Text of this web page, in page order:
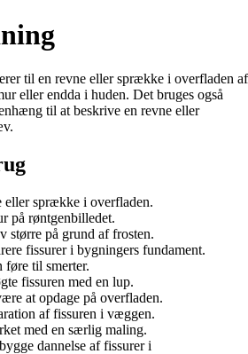
til en revne eller sprække i overfladen af
eller endda i huden. Det bruges også
til at beskrive en revne eller
eller sprække i overfladen.
på røntgenbilledet.
større på grund af frosten.
fissurer i bygningers fundament.
føre til smerter.
fissuren med en lup.
at opdage på overfladen.
af fissuren i væggen.
med en særlig maling.
dannelse af fissurer i